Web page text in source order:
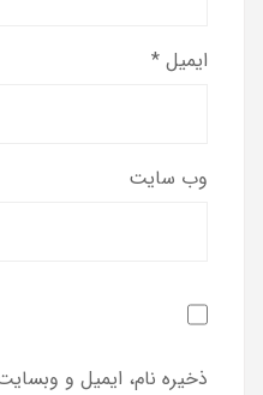
ایمیل *
وب‌ سایت
ذخیره نام، ایمیل و